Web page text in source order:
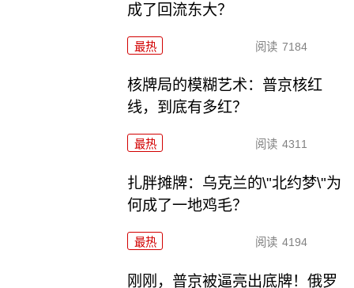
成了回流东大？
最热 阅读 7184
核牌局的模糊艺术：普京核红
线，到底有多红？
最热 阅读 4311
扎胖摊牌：乌克兰的\"北约梦\"为
何成了一地鸡毛？
最热 阅读 4194
刚刚，普京被逼亮出底牌！俄罗